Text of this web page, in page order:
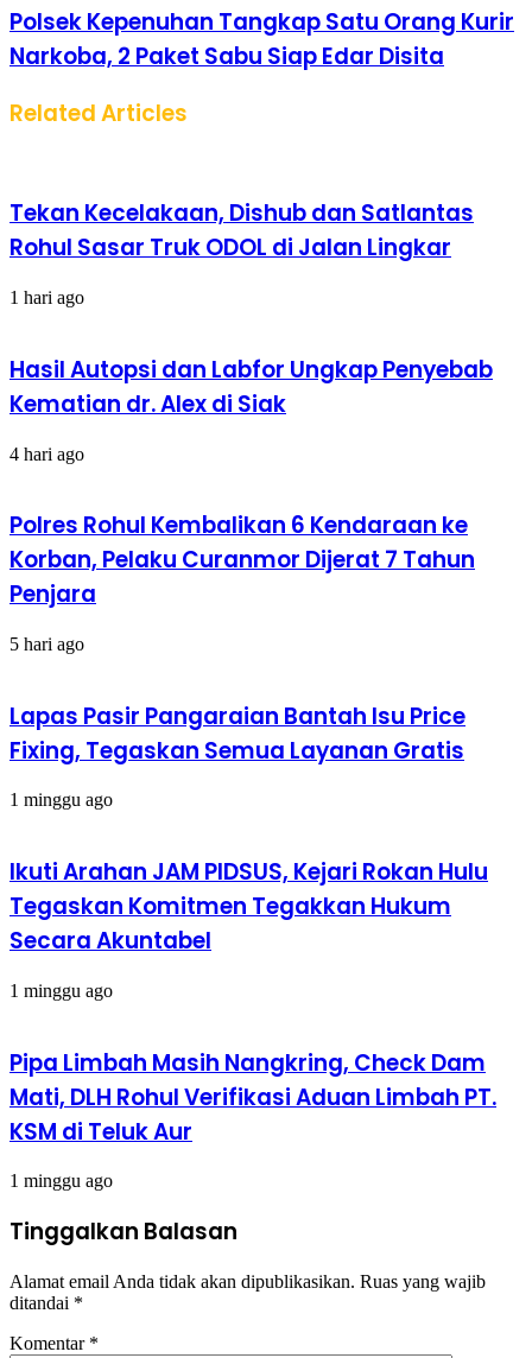
Polsek Kepenuhan Tangkap Satu Orang Kurir
Narkoba, 2 Paket Sabu Siap Edar Disita
Related Articles
Tekan Kecelakaan, Dishub dan Satlantas
Rohul Sasar Truk ODOL di Jalan Lingkar
1 hari ago
Hasil Autopsi dan Labfor Ungkap Penyebab
Kematian dr. Alex di Siak
4 hari ago
Polres Rohul Kembalikan 6 Kendaraan ke
Korban, Pelaku Curanmor Dijerat 7 Tahun
Penjara
5 hari ago
Lapas Pasir Pangaraian Bantah Isu Price
Fixing, Tegaskan Semua Layanan Gratis
1 minggu ago
Ikuti Arahan JAM PIDSUS, Kejari Rokan Hulu
Tegaskan Komitmen Tegakkan Hukum
Secara Akuntabel
1 minggu ago
Pipa Limbah Masih Nangkring, Check Dam
Mati, DLH Rohul Verifikasi Aduan Limbah PT.
KSM di Teluk Aur
1 minggu ago
Tinggalkan Balasan
Alamat email Anda tidak akan dipublikasikan. Ruas yang wajib
ditandai *
Komentar *